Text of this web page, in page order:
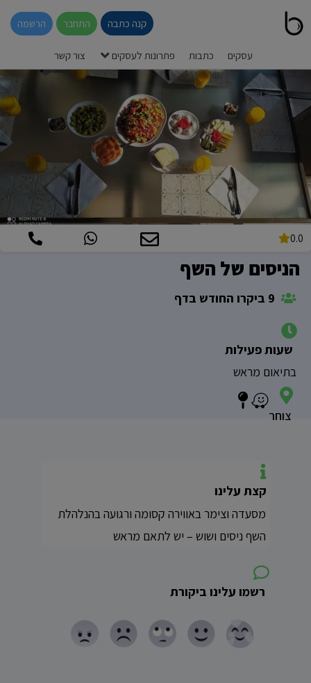
קנה כתבה התחבר הרשמה
עסקים כתבות פתרונות לעסקים צור קשר
0.0
הניסים של השף
שעות פעילות
בתיאום מראש
צוחר
קצת עלינו
מסעדה וצימר באווירה קסומה ורגועה בהנלהלת
השף ניסים ושוש – יש לתאם מראש
רשמו עלינו ביקורת